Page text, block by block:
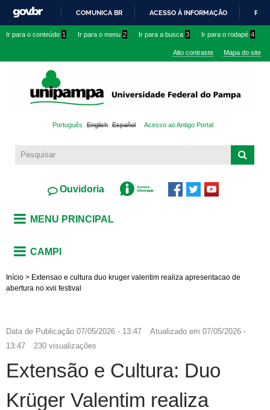
conteúdo
IR
O
COMUNICA BR ACESSO À INFORMAÇÃO
Ir para o conteúdo 1 Ir para o menu 2 Ir para a busca 3 Ir para o rodapé 4
Alto contraste Mapa do site
Português English Español Acesso ao Antigo Portal
Ouvidoria
MENU PRINCIPAL
CAMPI
Início > Extensao e cultura duo kruger valentim realiza apresentacao de
abertura no xvii festival
Data de Publicação 07/05/2026 - 13:47 Atualizado em 07/05/2026 -
13:47
230 visualizações
Extensão e Cultura: Duo
Krüger Valentim realiza